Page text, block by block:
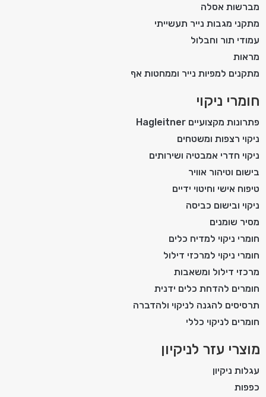
מברשות אסלה
מתקני מגבות נייר תעשייתי
עמודי תור וחבלול
מראות
מתקנים למפיות נייר וממחטות אף
חומרי ניקוי
פתרונות מקצועיים Hagleitner
ניקוי רצפות ומשטחים
ניקוי חדרי אמבטיה ושירותים
בישום וטיהור אוויר
טיפוח אישי וחיטוי ידיים
ניקוי ובישום כביסה
מסיר שומנים
חומרי ניקוי למדיח כלים
חומרי ניקוי למרכזי דילול
מרכזי דילול ומשאבות
חומרים להדחת כלים ידנית
תרסיסים להגנה לניקוי ולהדברה
חומרים לניקוי כללי
מוצרי עזר לניקיון
עגלות ניקיון
כפפות